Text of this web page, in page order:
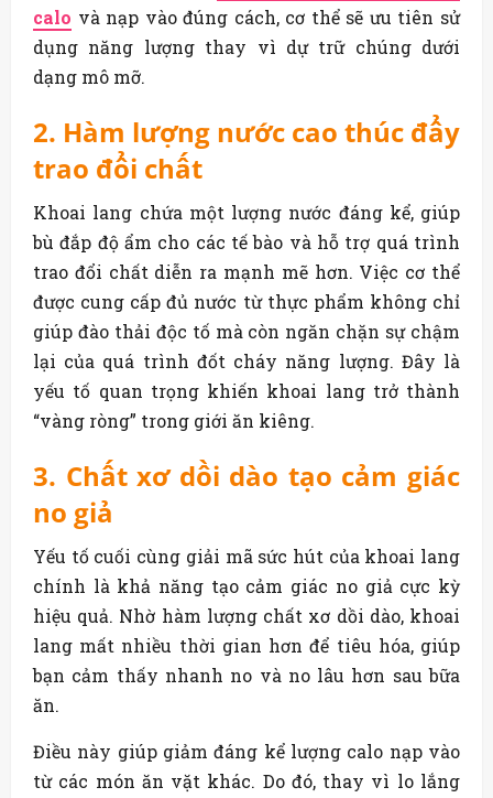
calo và nạp vào đúng cách, cơ thể sẽ ưu tiên sử
dụng năng lượng thay vì dự trữ chúng dưới
dạng mô mỡ.
2. Hàm lượng nước cao thúc đẩy
trao đổi chất
Khoai lang chứa một lượng nước đáng kể, giúp
bù đắp độ ẩm cho các tế bào và hỗ trợ quá trình
trao đổi chất diễn ra mạnh mẽ hơn. Việc cơ thể
được cung cấp đủ nước từ thực phẩm không chỉ
giúp đào thải độc tố mà còn ngăn chặn sự chậm
lại của quá trình đốt cháy năng lượng. Đây là
yếu tố quan trọng khiến khoai lang trở thành
“vàng ròng” trong giới ăn kiêng.
3. Chất xơ dồi dào tạo cảm giác
no giả
Yếu tố cuối cùng giải mã sức hút của khoai lang
chính là khả năng tạo cảm giác no giả cực kỳ
hiệu quả. Nhờ hàm lượng chất xơ dồi dào, khoai
lang mất nhiều thời gian hơn để tiêu hóa, giúp
bạn cảm thấy nhanh no và no lâu hơn sau bữa
ăn.
Điều này giúp giảm đáng kể lượng calo nạp vào
từ các món ăn vặt khác. Do đó, thay vì lo lắng